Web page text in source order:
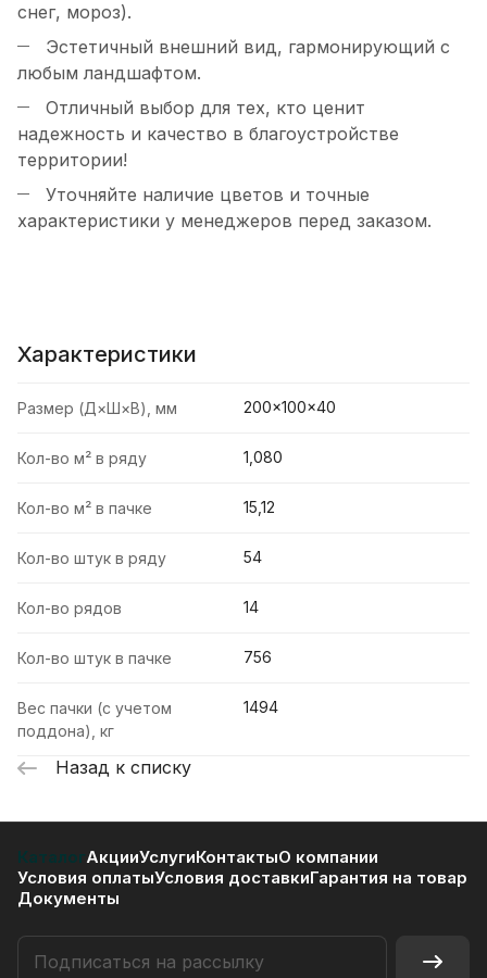
снег, мороз).
Эстетичный внешний вид, гармонирующий с
любым ландшафтом.
Отличный выбор для тех, кто ценит
надежность и качество в благоустройстве
территории!
Уточняйте наличие цветов и точные
характеристики у менеджеров перед заказом.
Характеристики
Размер (Д×Ш×В), мм 200×100×40
Кол-во м² в ряду 1,080
Кол-во м² в пачке 15,12
Кол-во штук в ряду 54
Кол-во рядов 14
Кол-во штук в пачке 756
Вес пачки (с учетом
поддона), кг
1494
Назад к списку
КаталогАкцииУслугиКонтактыО компании
Условия оплатыУсловия доставкиГарантия на товар
Документы